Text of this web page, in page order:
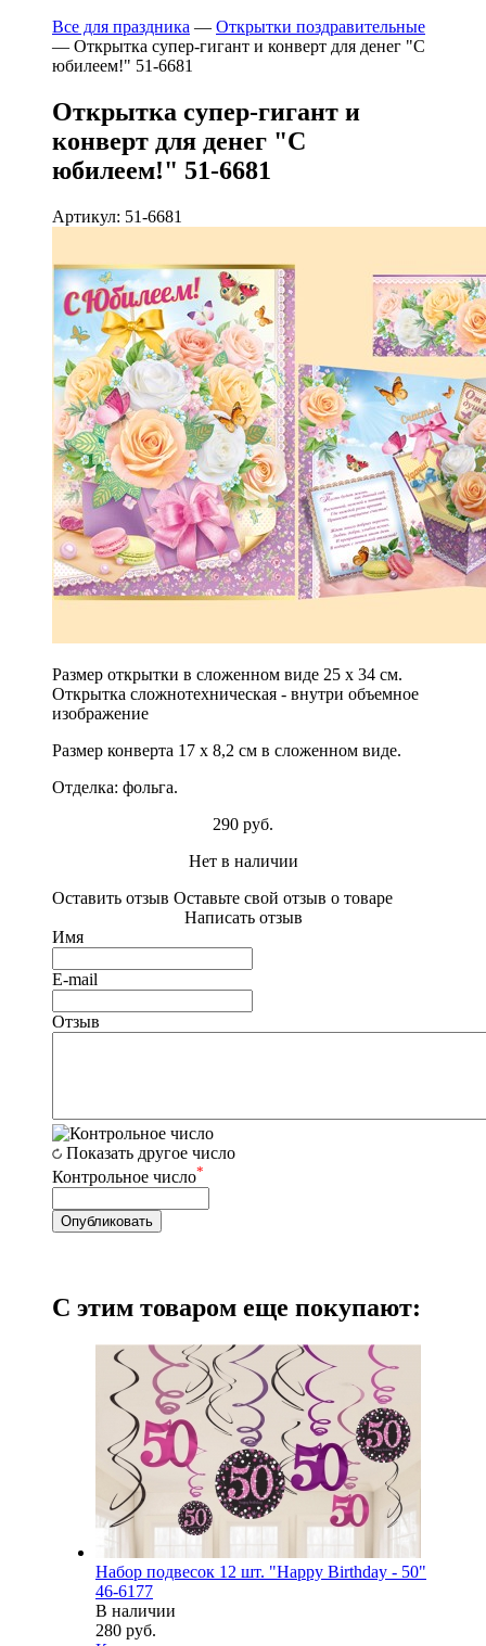
Все для праздника — Открытки поздравительные
— Открытка супер-гигант и конверт для денег "С
юбилеем!" 51-6681
Открытка супер-гигант и
конверт для денег "С
юбилеем!" 51-6681
Артикул: 51-6681
Размер открытки в сложенном виде 25 х 34 см.
Открытка сложнотехническая - внутри объемное
изображение
Размер конверта 17 х 8,2 см в сложенном виде.
Отделка: фольга.
290 руб.
Нет в наличии
Оставить отзыв Оставьте свой отзыв о товаре
Написать отзыв
Имя
E-mail
Отзыв
Показать другое число
Контрольное число*
С этим товаром еще покупают:
Набор подвесок 12 шт. "Happy Birthday - 50"
46-6177
В наличии
280 руб.